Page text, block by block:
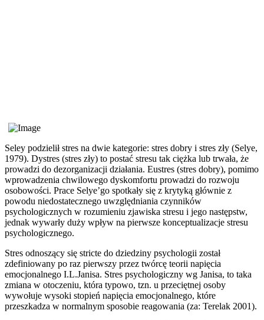
Seley podzielił stres na dwie kategorie: stres dobry i stres zły (Selye,
1979). Dystres (stres zły) to postać stresu tak ciężka lub trwała, że
prowadzi do dezorganizacji działania. Eustres (stres dobry), pomimo
wprowadzenia chwilowego dyskomfortu prowadzi do rozwoju
osobowości. Prace Selye’go spotkały się z krytyką głównie z
powodu niedostatecznego uwzględniania czynników
psychologicznych w rozumieniu zjawiska stresu i jego następstw,
jednak wywarły duży wpływ na pierwsze konceptualizacje stresu
psychologicznego.
Stres odnoszący się stricte do dziedziny psychologii został
zdefiniowany po raz pierwszy przez twórcę teorii napięcia
emocjonalnego I.L.Janisa. Stres psychologiczny wg Janisa, to taka
zmiana w otoczeniu, która typowo, tzn. u przeciętnej osoby
wywołuje wysoki stopień napięcia emocjonalnego, które
przeszkadza w normalnym sposobie reagowania (za: Terelak 2001).